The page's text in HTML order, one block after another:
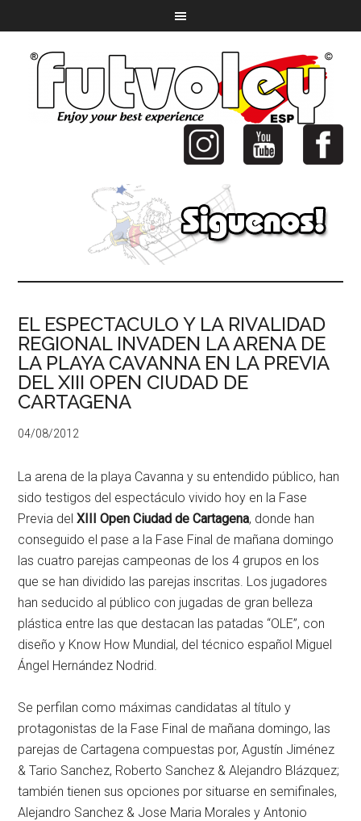
EL ESPECTACULO Y LA RIVALIDAD
REGIONAL INVADEN LA ARENA DE
LA PLAYA CAVANNA EN LA PREVIA
DEL XIII OPEN CIUDAD DE
CARTAGENA
04/08/2012
La arena de la playa Cavanna y su entendido público, han
sido testigos del espectáculo vivido hoy en la Fase
Previa delXIII Open Ciudad de Cartagena, donde han
conseguido el pase a la Fase Final de mañana domingo
las cuatro parejas campeonas de los 4 grupos en los
que se han dividido las parejas inscritas. Los jugadores
han seducido al público con jugadas de gran belleza
plástica entre las que destacan las patadas “OLE”, con
diseño y Know How Mundial, del técnico español Miguel
Ángel Hernández Nodrid.
Se perfilan como máximas candidatas al título y
protagonistas de la Fase Final de mañana domingo, las
parejas de Cartagena compuestas por, Agustín Jiménez
& Tario Sanchez, Roberto Sanchez & Alejandro Blázquez;
también tienen sus opciones por situarse en semifinales,
Alejandro Sanchez & Jose Maria Morales y Antonio